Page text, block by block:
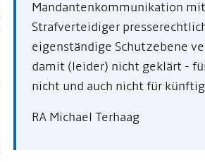
Mandantenkommunikation
Strafverteidiger
eigenständige Schutzebene
damit (leider) nicht geklärt -
nicht und auch nicht für
RA Michael Terhaag